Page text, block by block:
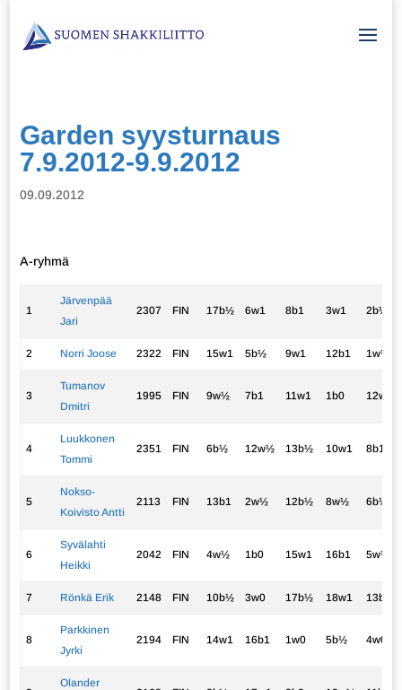
Garden syysturnaus
7.9.2012-9.9.2012
09.09.2012
A-ryhmä
1
Järvenpää
Jari
2307 FIN 17b½ 6w1 8b1 3w1 2b½
2 Norri Joose 2322 FIN 15w1 5b½ 9w1 12b1 1w½
3
Tumanov
Dmitri
1995 FIN 9w½ 7b1 11w1 1b0 12w1
4
Luukkonen
Tommi
2351 FIN 6b½ 12w½ 13b½ 10w1 8b1
5
Nokso-
Koivisto Antti
2113 FIN 13b1 2w½ 12b½ 8w½ 6b½
6
Syvälahti
Heikki
2042 FIN 4w½ 1b0 15w1 16b1 5w½
7 Rönkä Erik 2148 FIN 10b½ 3w0 17b½ 18w1 13b1
8
Parkkinen
Jyrki
2194 FIN 14w1 16b1 1w0 5b½ 4w0
Olander